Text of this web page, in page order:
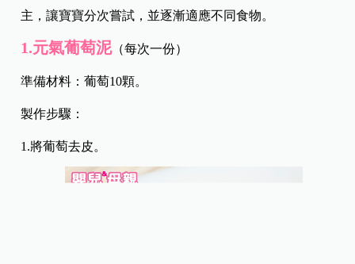
主，讓寶寶分次嘗試，並逐漸適應不同食物。
1.元氣葡萄泥（每次一份）
準備材料：葡萄10顆。
製作步驟：
1.將葡萄去皮。